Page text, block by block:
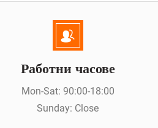
Работни часове
Mon-Sat: 90:00-18:00
Sunday: Close